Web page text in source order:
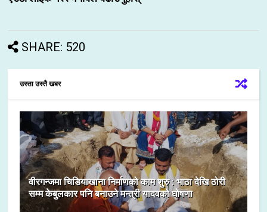
SHARE: 520
उस्ता उस्तै खबर
वीरगन्जमा चिडियाखाना निर्माणको काम शुरु : भाठा देखि ठोरी
सम्म केबुलकार पनि बनाउने मन्त्री यादवको घोषणा